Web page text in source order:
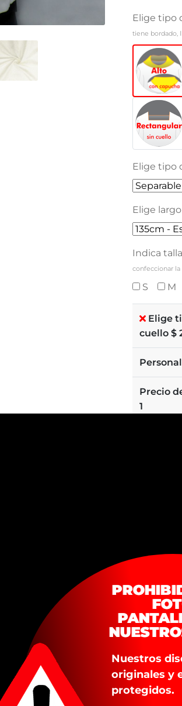
Elige tipo
tiene bordado,
Elige tipo
Elige
Indica
confeccionar
S M
Elige
cuello $
Precio
1
EVITA
Nuestros
originales y
protegidos.
Nuestros
originales y
protegidos.